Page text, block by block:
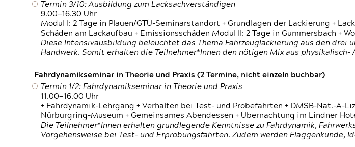
Termin 3/10: Ausbildung zum Lacksachverständigen
9.00—16.30 Uhr
Modul I: 2 Tage in Plauen/GTÜ-Seminarstandort + Grundlagen der Lackierung +
Schäden am Lackaufbau + Emissionsschäden Modul II: 2 Tage in Gummersbach +
Diese Intensivausbildung beleuchtet das Thema Fahrzeuglackierung aus den drei
Handwerk. Somit erhalten die Teilnehmer*Innen den nötigen Mix aus physikalisch-
Fahrdynamikseminar in Theorie und Praxis (2 Termine, nicht einzeln buchbar)
Termin 1/2: Fahrdynamikseminar in Theorie und Praxis
11.00—16.00 Uhr
+ Fahrdynamik-Lehrgang + Verhalten bei Test- und Probefahrten + DMSB-Nat.-A-
Nürburgring-Museum + Gemeinsames Abendessen + Übernachtung im Lindner
Die Teilnehmer*Innen erhalten grundlegende Kenntnisse zu Fahrdynamik,
Vorgehensweise bei Test- und Erprobungsfahrten. Zudem werden Flaggenkunde,